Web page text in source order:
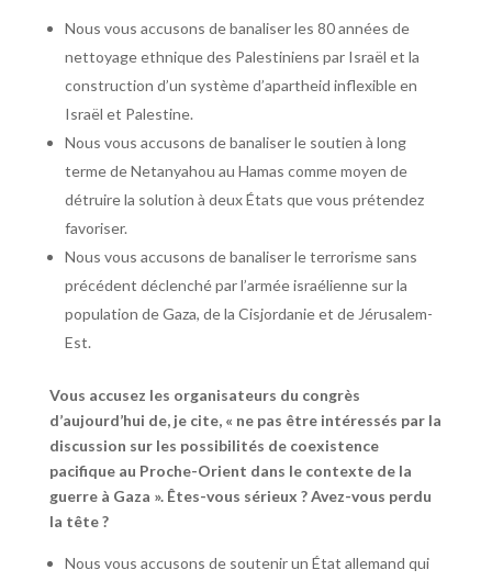
Nous vous accusons de banaliser les 80 années de
nettoyage ethnique des Palestiniens par Israël et la
construction d’un système d’apartheid inflexible en
Israël et Palestine.
Nous vous accusons de banaliser le soutien à long
terme de Netanyahou au Hamas comme moyen de
détruire la solution à deux États que vous prétendez
favoriser.
Nous vous accusons de banaliser le terrorisme sans
précédent déclenché par l’armée israélienne sur la
population de Gaza, de la Cisjordanie et de Jérusalem-
Est.
Vous accusez les organisateurs du congrès
d’aujourd’hui de, je cite, « ne pas être intéressés par la
discussion sur les possibilités de coexistence
pacifique au Proche-Orient dans le contexte de la
guerre à Gaza ». Êtes-vous sérieux ? Avez-vous perdu
la tête ?
Nous vous accusons de soutenir un État allemand qui